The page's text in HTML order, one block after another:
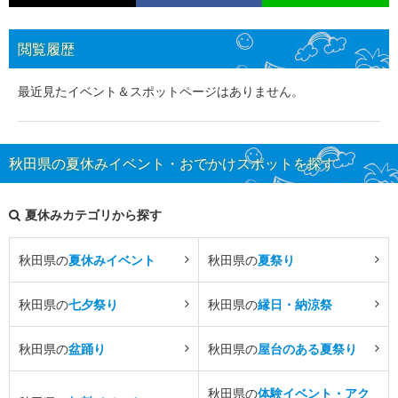
閲覧履歴
最近見たイベント＆スポットページはありません。
秋田県の夏休みイベント・おでかけスポットを探す
夏休みカテゴリから探す
秋田県の夏休みイベント 秋田県の夏祭り
秋田県の七夕祭り 秋田県の縁日・納涼祭
秋田県の盆踊り 秋田県の屋台のある夏祭り
秋田県の体験イベント・アク